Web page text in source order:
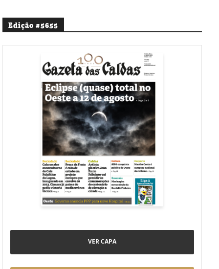
Edição #5655
VER CAPA